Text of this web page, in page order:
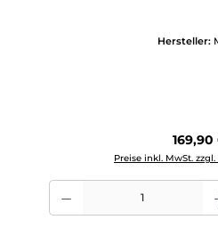
Hersteller:
169,90
Preise inkl. MwSt.
Produkt Anzahl: Gib den